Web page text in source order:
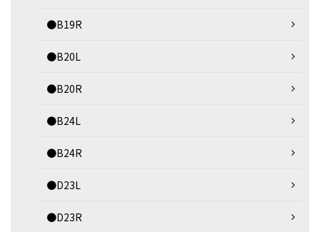
●B19R
●B20L
●B20R
●B24L
●B24R
●D23L
●D23R